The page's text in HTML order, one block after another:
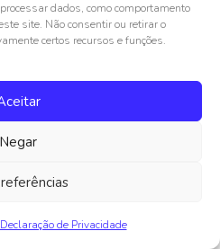
dados, como comportamento
site. Não consentir ou retirar o
certos recursos e funções.
Negar
Declaração de Privacidade